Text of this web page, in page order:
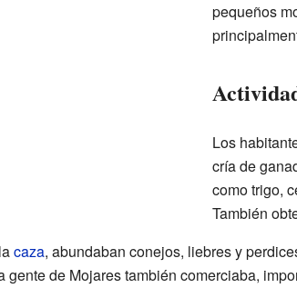
pequeños
Los
cría de
como trigo,
También
caza, abundaban conejos, liebres y
gente de Mojares también comerciaba,